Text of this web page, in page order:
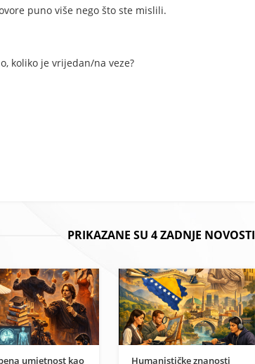
puno više nego što ste mislili.
koliko je vrijedan/na veze?
PRIKAZANE SU 4 ZADNJE NOVOSTI
umjetnost kao
Humanističke znanosti